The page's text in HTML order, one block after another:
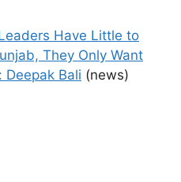
Have Little to
They Only Want
Deepak Bali (news)